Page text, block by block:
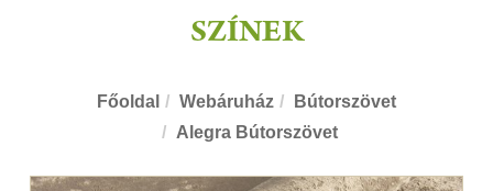
SZÍNEK
Főoldal Webáruház
Bútorszövet
Alegra Bútorszövet